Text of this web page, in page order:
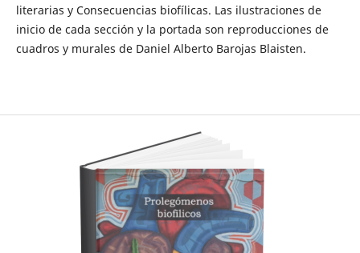
literarias y Consecuencias biofílicas. Las ilustraciones de
inicio de cada sección y la portada son reproducciones de
cuadros y murales de Daniel Alberto Barojas Blaisten.